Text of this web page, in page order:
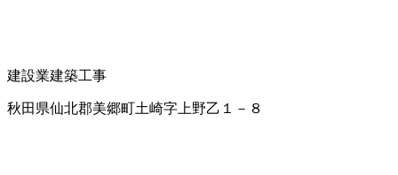
建設業建築工事
秋田県仙北郡美郷町土崎字上野乙１－８